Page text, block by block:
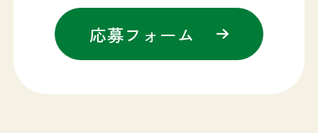
応募フォーム